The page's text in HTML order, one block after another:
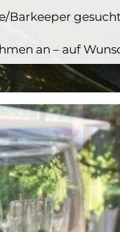
an – auf